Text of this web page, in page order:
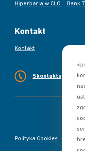
Hiperbaria w CLO Bank
Kontakt
Kontakt
Skontaktuj się z
Polityka Cookies